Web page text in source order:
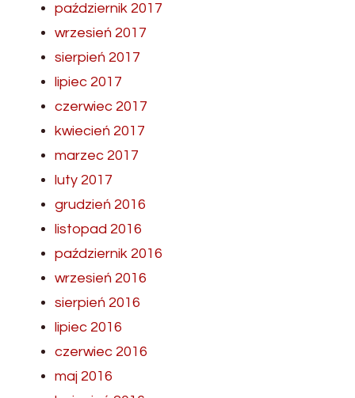
październik 2017
wrzesień 2017
sierpień 2017
lipiec 2017
czerwiec 2017
kwiecień 2017
marzec 2017
luty 2017
grudzień 2016
listopad 2016
październik 2016
wrzesień 2016
sierpień 2016
lipiec 2016
czerwiec 2016
maj 2016